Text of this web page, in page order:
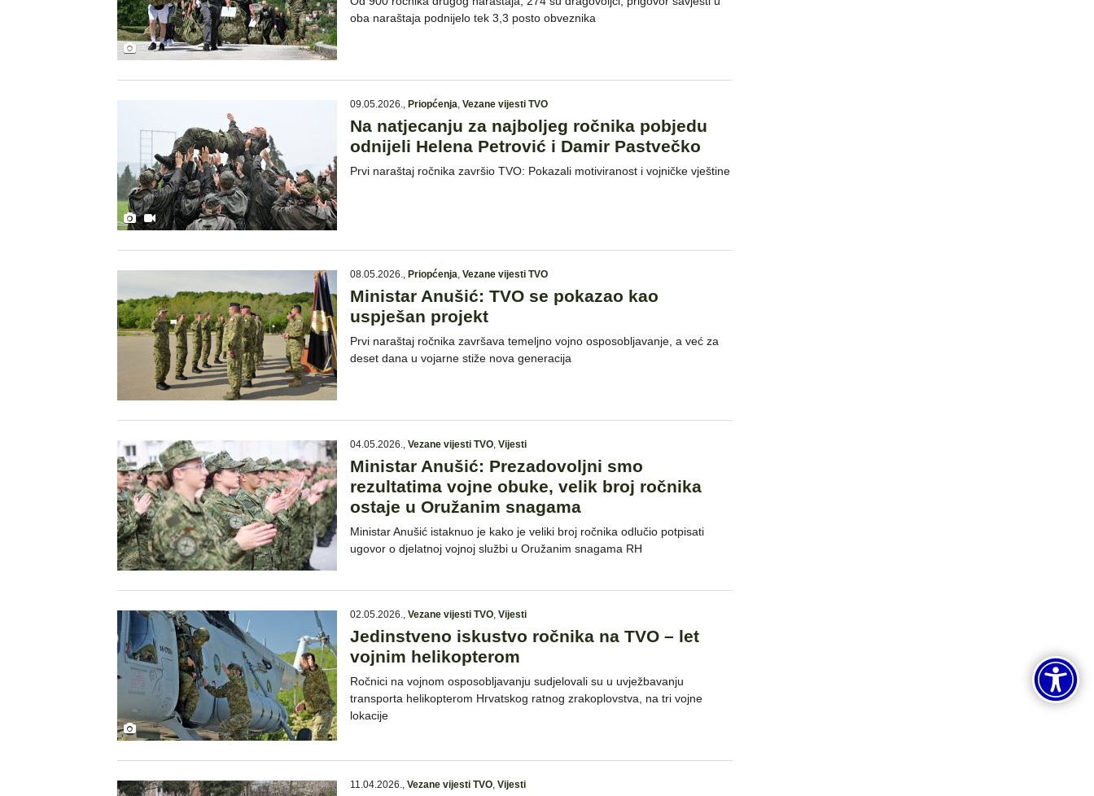
oba naraštaja podnijelo tek 3,3 posto obveznika
09.05.2026., Priopćenja, Vezane vijesti TVO
Na natjecanju za najboljeg ročnika pobjedu
odnijeli Helena Petrović i Damir Pastvečko
Prvi naraštaj ročnika završio TVO: Pokazali motiviranost i vojničke vještine
08.05.2026., Priopćenja, Vezane vijesti TVO
Ministar Anušić: TVO se pokazao kao
uspješan projekt
Prvi naraštaj ročnika završava temeljno vojno osposobljavanje, a već za
deset dana u vojarne stiže nova generacija
04.05.2026., Vezane vijesti TVO, Vijesti
Ministar Anušić: Prezadovoljni smo
rezultatima vojne obuke, velik broj ročnika
ostaje u Oružanim snagama
Ministar Anušić istaknuo je kako je veliki broj ročnika odlučio potpisati
ugovor o djelatnoj vojnoj službi u Oružanim snagama RH
02.05.2026., Vezane vijesti TVO, Vijesti
Jedinstveno iskustvo ročnika na TVO – let
vojnim helikopterom
Ročnici na vojnom osposobljavanju sudjelovali su u uvježbavanju
transporta helikopterom Hrvatskog ratnog zrakoplovstva, na tri vojne
lokacije
11.04.2026., Vezane vijesti TVO, Vijesti